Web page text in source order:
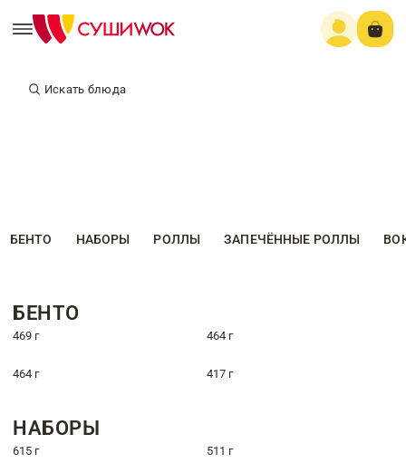
Искать блюда
БЕНТО НАБОРЫ РОЛЛЫ ЗАПЕЧЁННЫЕ РОЛЛЫ
БЕНТО
469 г 464 г
464 г 417 г
НАБОРЫ
615 г 511 г